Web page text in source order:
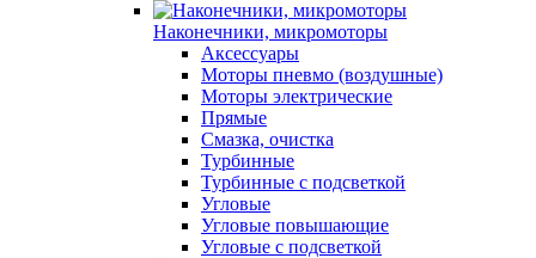
Наконечники, микромоторы
Аксессуары
Моторы пневмо (воздушные)
Моторы электрические
Прямые
Смазка, очистка
Турбинные
Турбинные с подсветкой
Угловые
Угловые повышающие
Угловые с подсветкой